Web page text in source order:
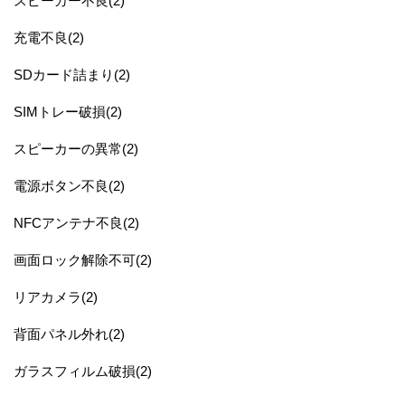
充電不良(2)
SDカード詰まり(2)
SIMトレー破損(2)
スピーカーの異常(2)
電源ボタン不良(2)
NFCアンテナ不良(2)
画面ロック解除不可(2)
リアカメラ(2)
背面パネル外れ(2)
ガラスフィルム破損(2)